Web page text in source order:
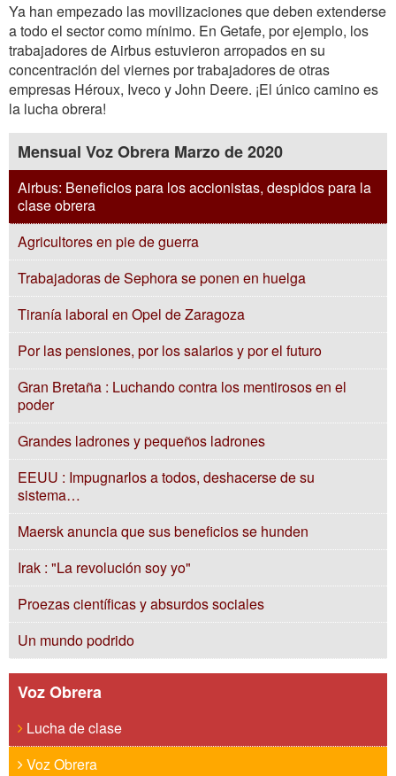
Ya han empezado las movilizaciones que deben extenderse
a todo el sector como mínimo. En Getafe, por ejemplo, los
trabajadores de Airbus estuvieron arropados en su
concentración del viernes por trabajadores de otras
empresas Héroux, Iveco y John Deere. ¡El único camino es
la lucha obrera!
Mensual Voz Obrera Marzo de 2020
Airbus: Beneficios para los accionistas, despidos para la
clase obrera
Agricultores en pie de guerra
Trabajadoras de Sephora se ponen en huelga
Tiranía laboral en Opel de Zaragoza
Por las pensiones, por los salarios y por el futuro
Gran Bretaña : Luchando contra los mentirosos en el
poder
Grandes ladrones y pequeños ladrones
EEUU : Impugnarlos a todos, deshacerse de su
sistema…
Maersk anuncia que sus beneficios se hunden
Irak : "La revolución soy yo"
Proezas científicas y absurdos sociales
Un mundo podrido
Voz Obrera
Lucha de clase
Voz Obrera